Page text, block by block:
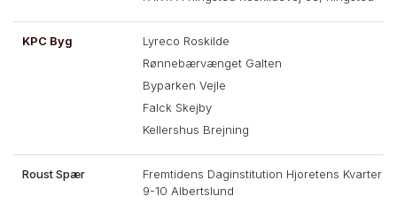
KPC Byg
Lyreco Roskilde
Rønnebærvænget Galten
Byparken Vejle
Falck Skejby
Kellershus Brejning
Roust Spær
Fremtidens Daginstitution Hjoretens Kvarter
9-10 Albertslund